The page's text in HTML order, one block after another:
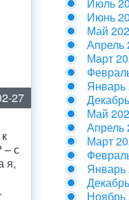
27
– с
я,
Июнь
Май
Апрель
Март
Январь
Май
Апрель
Март
Январь
Ноябрь